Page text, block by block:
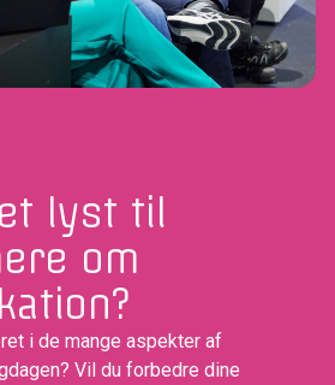
lyst til
om
i de mange aspekter af
Vil du forbedre dine